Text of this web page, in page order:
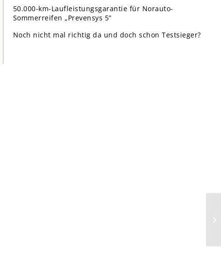
50.000-km-Laufleistungsgarantie für Norauto-
Sommerreifen „Prevensys 5”
Noch nicht mal richtig da und doch schon Testsieger?